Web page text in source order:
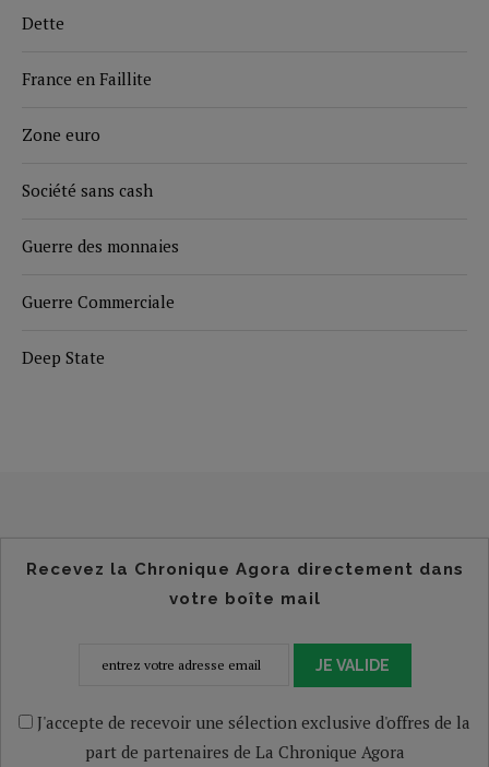
Dette
France en Faillite
Zone euro
Société sans cash
Guerre des monnaies
Guerre Commerciale
Deep State
Recevez la Chronique Agora directement dans
votre boîte mail
JE VALIDE
J'accepte de recevoir une sélection exclusive d'offres de la
part de partenaires de La Chronique Agora